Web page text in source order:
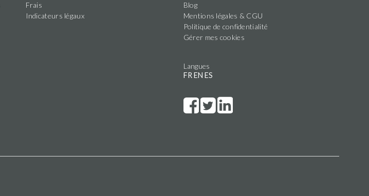
Frais
Indicateurs légaux
Blog
Mentions légales & CGU
Politique de confidentialité
Gérer mes cookies
Langues
FR EN ES